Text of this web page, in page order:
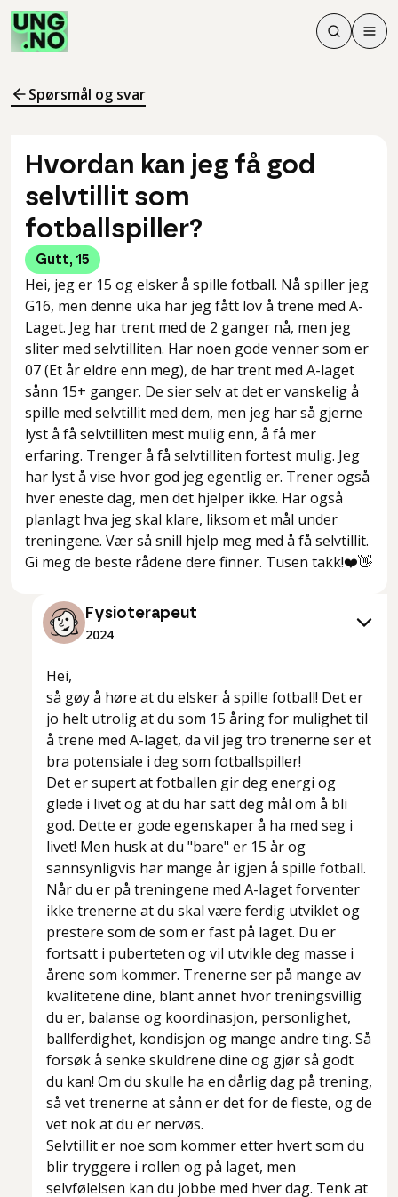
Søk
Søk
Meny
Spørsmål og svar
Hvordan kan jeg få god
selvtillit som
fotballspiller?
Gutt, 15
Hei, jeg er 15 og elsker å spille fotball. Nå spiller jeg
G16, men denne uka har jeg fått lov å trene med A-
Laget. Jeg har trent med de 2 ganger nå, men jeg
sliter med selvtilliten. Har noen gode venner som er
07 (Et år eldre enn meg), de har trent med A-laget
sånn 15+ ganger. De sier selv at det er vanskelig å
spille med selvtillit med dem, men jeg har så gjerne
lyst å få selvtilliten mest mulig enn, å få mer
erfaring. Trenger å få selvtilliten fortest mulig. Jeg
har lyst å vise hvor god jeg egentlig er. Trener også
hver eneste dag, men det hjelper ikke. Har også
planlagt hva jeg skal klare, liksom et mål under
treningene. Vær så snill hjelp meg med å få selvtillit.
Gi meg de beste rådene dere finner. Tusen takk!❤️👋
Fysioterapeut
2024
Hei,
så gøy å høre at du elsker å spille fotball! Det er
jo helt utrolig at du som 15 åring for mulighet til
å trene med A-laget, da vil jeg tro trenerne ser et
bra potensiale i deg som fotballspiller!
Det er supert at fotballen gir deg energi og
glede i livet og at du har satt deg mål om å bli
god. Dette er gode egenskaper å ha med seg i
livet! Men husk at du "bare" er 15 år og
sannsynligvis har mange år igjen å spille fotball.
Når du er på treningene med A-laget forventer
ikke trenerne at du skal være ferdig utviklet og
prestere som de som er fast på laget. Du er
fortsatt i puberteten og vil utvikle deg masse i
årene som kommer. Trenerne ser på mange av
kvalitetene dine, blant annet hvor treningsvillig
du er, balanse og koordinasjon, personlighet,
ballferdighet, kondisjon og mange andre ting. Så
forsøk å senke skuldrene dine og gjør så godt
du kan! Om du skulle ha en dårlig dag på trening,
så vet trenerne at sånn er det for de fleste, og de
vet nok at du er nervøs.
Selvtillit er noe som kommer etter hvert som du
blir tryggere i rollen og på laget, men
selvfølelsen kan du jobbe med hver dag. Tenk at